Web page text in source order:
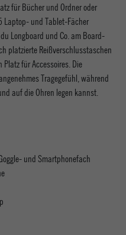
für Bücher und Ordner oder
Laptop- und Tablet-Fächer
Longboard und Co. am Board-
platzierte Reißverschlusstaschen
für Accessoires. Die
Tragegefühl, während
auf die Ohren legen kannst.
und Smartphonefach